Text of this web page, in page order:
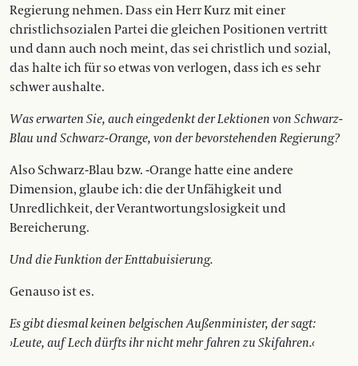
Regierung nehmen. Dass ein Herr Kurz mit einer
christlichsozialen Partei die gleichen Positionen vertritt
und dann auch noch meint, das sei christlich und sozial,
das halte ich für so etwas von verlogen, dass ich es sehr
schwer aushalte.
Was erwarten Sie, auch eingedenkt der Lektionen von Schwarz-
Blau und Schwarz-Orange, von der bevorstehenden Regierung?
Also Schwarz-Blau bzw. -Orange hatte eine andere
Dimension, glaube ich: die der Unfähigkeit und
Unredlichkeit, der Verantwortungslosigkeit und
Bereicherung.
Und die Funktion der Enttabuisierung.
Genauso ist es.
Es gibt diesmal keinen belgischen Außenminister, der sagt:
›Leute, auf Lech dürfts ihr nicht mehr fahren zu Skifahren.‹